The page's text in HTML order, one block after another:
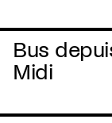
Bus
Midi